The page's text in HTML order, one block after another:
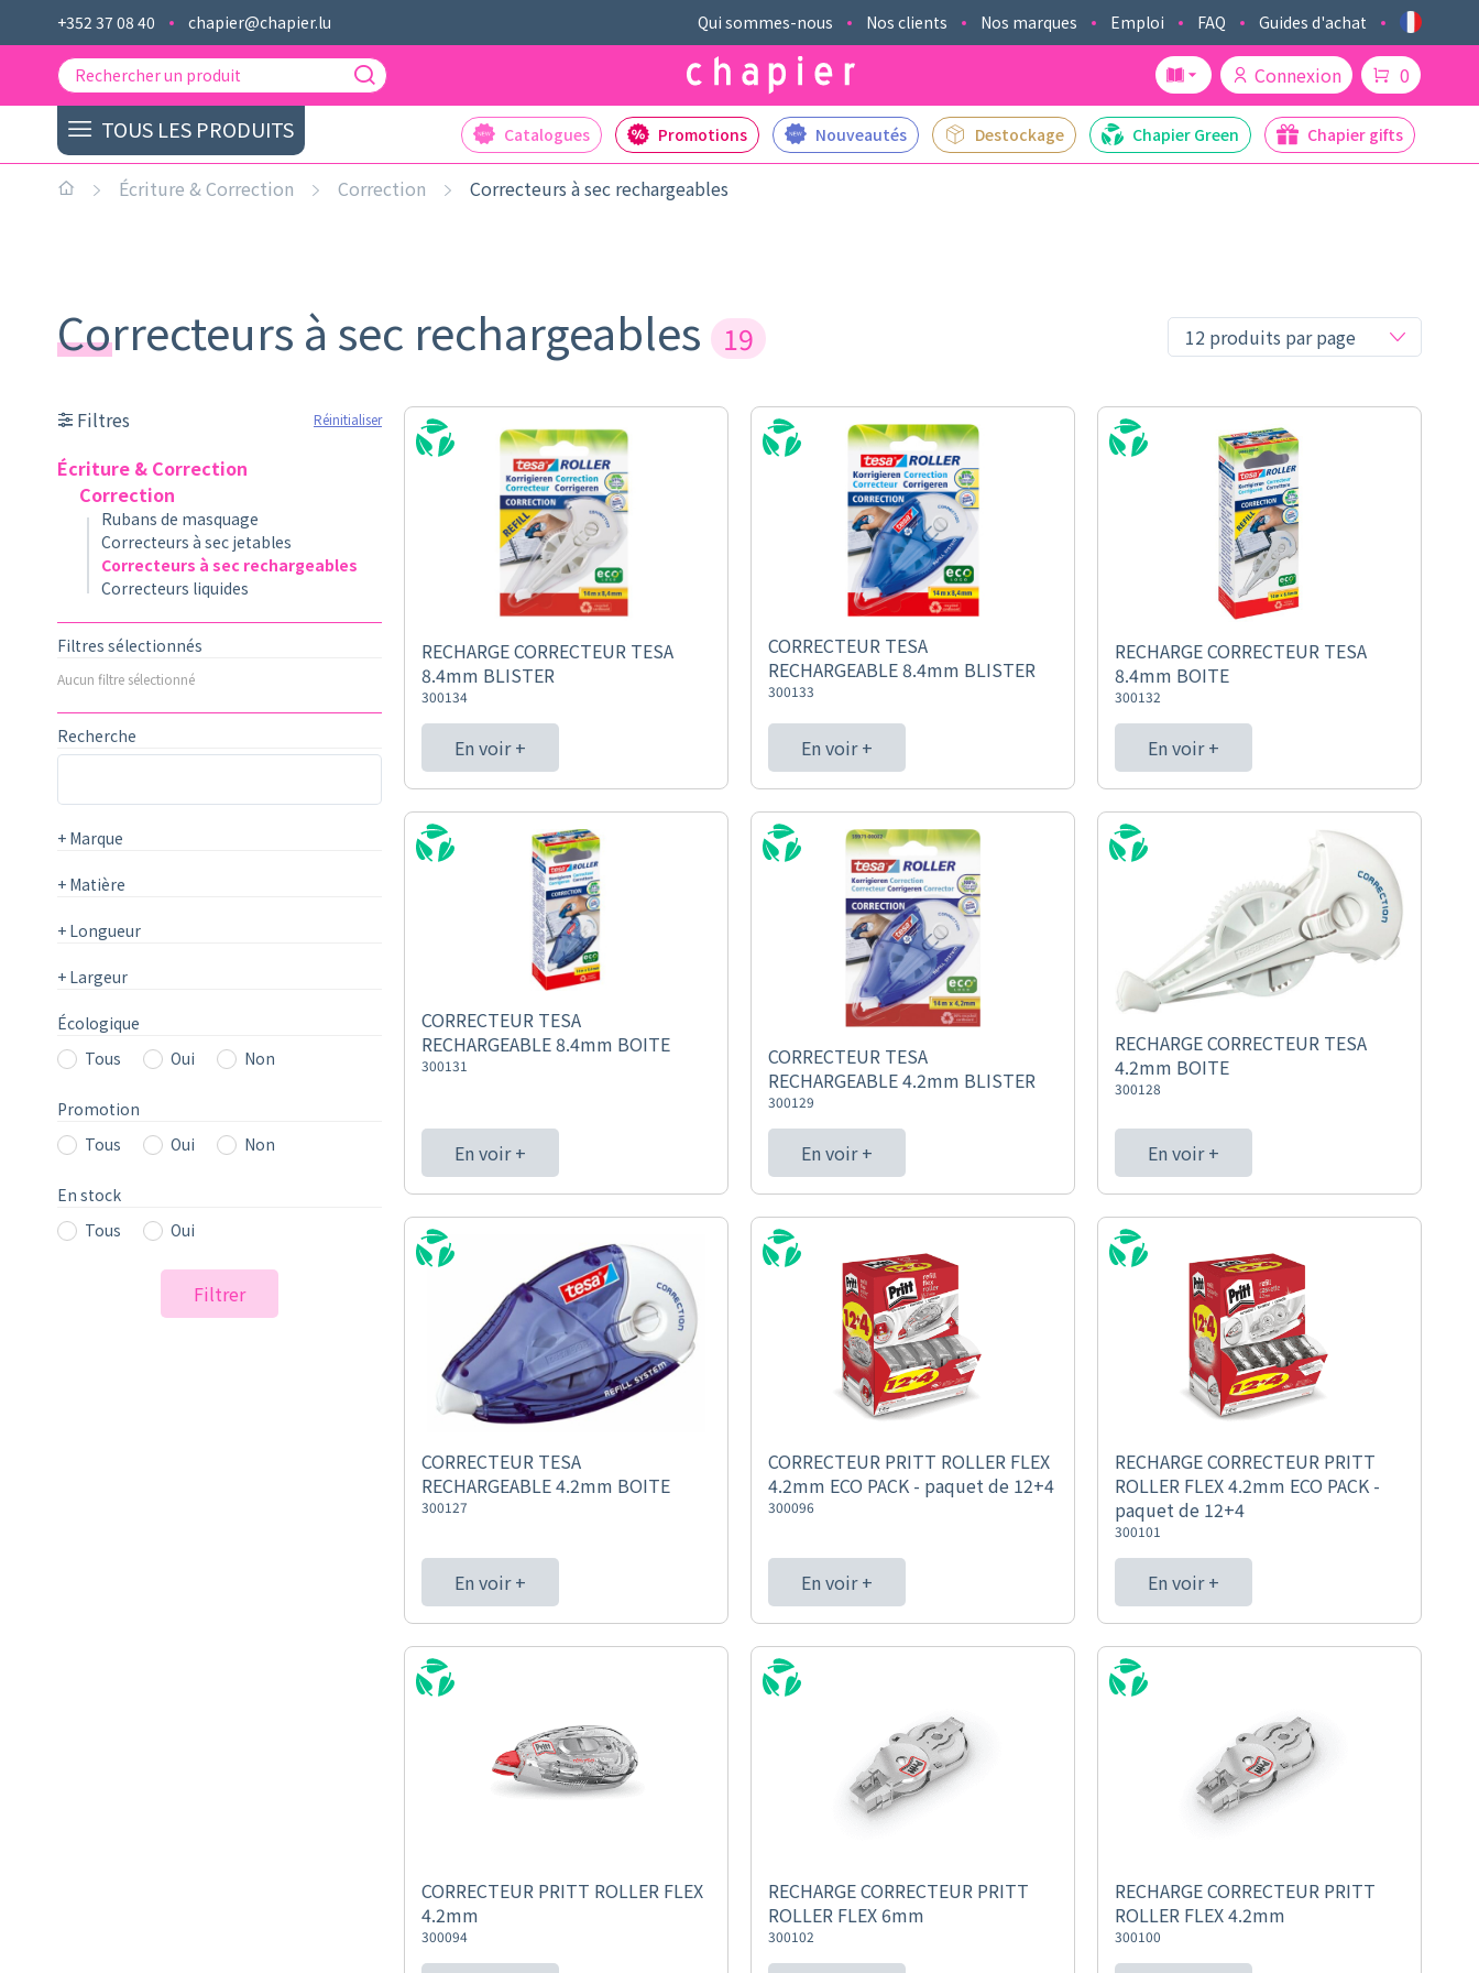
+352 37 08 40 chapier@chapier.lu Qui sommes-nous Nos clients Nos marques Emploi FAQ Guides d'achat
Connexion 0
TOUS LES PRODUITS Catalogues Promotions Nouveautés Destockage Chapier Green Chapier gifts
Écriture & Correction Correction Correcteurs à sec rechargeables
Correcteurs à sec rechargeables 19
Filtres Réinitialiser
Écriture & Correction
Correction
Rubans de masquage
Correcteurs à sec jetables
Correcteurs à sec rechargeables
Correcteurs liquides
Filtres sélectionnés
Aucun filtre sélectionné
Recherche
+ Marque
+ Matière
+ Longueur
+ Largeur
Écologique
Tous
Oui Non
Promotion
Tous
Oui Non
En stock
Tous
Oui
Filtrer
RECHARGE CORRECTEUR TESA
8.4mm BLISTER
300134
En voir +
CORRECTEUR TESA
RECHARGEABLE 8.4mm BLISTER
300133
En voir +
RECHARGE CORRECTEUR TESA
8.4mm BOITE
300132
En voir +
CORRECTEUR TESA
RECHARGEABLE 8.4mm BOITE
300131
En voir +
CORRECTEUR TESA
RECHARGEABLE 4.2mm BLISTER
300129
En voir +
RECHARGE CORRECTEUR TESA
4.2mm BOITE
300128
En voir +
CORRECTEUR TESA
RECHARGEABLE 4.2mm BOITE
300127
En voir +
CORRECTEUR PRITT ROLLER FLEX
4.2mm ECO PACK - paquet de 12+4
300096
En voir +
RECHARGE CORRECTEUR PRITT
ROLLER FLEX 4.2mm ECO PACK -
paquet de 12+4
300101
En voir +
CORRECTEUR PRITT ROLLER FLEX
4.2mm
300094
RECHARGE CORRECTEUR PRITT
ROLLER FLEX 6mm
300102
RECHARGE CORRECTEUR PRITT
ROLLER FLEX 4.2mm
300100